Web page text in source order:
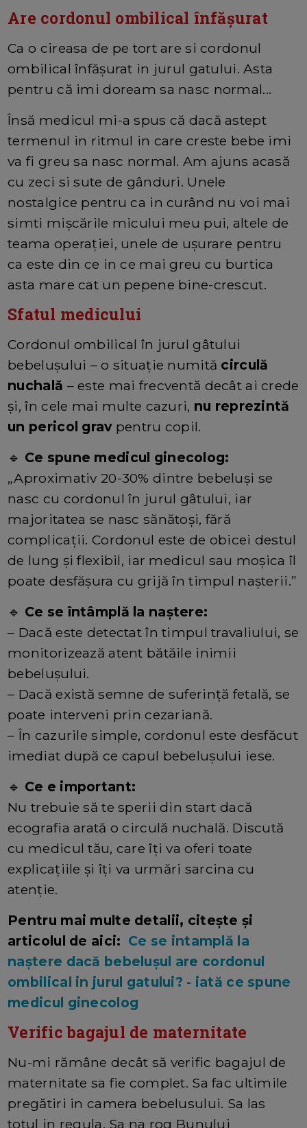
Are cordonul ombilical înfășurat
Ca o cireasa de pe tort are si cordonul
ombilical înfășurat in jurul gatului. Asta
pentru că imi doream sa nasc normal...
Însă medicul mi-a spus că dacă astept
termenul in ritmul in care creste bebe imi
va fi greu sa nasc normal. Am ajuns acasă
cu zeci si sute de gânduri. Unele
nostalgice pentru ca in curând nu voi mai
simti mișcările micului meu pui, altele de
teama operației, unele de ușurare pentru
ca este din ce in ce mai greu cu burtica
asta mare cat un pepene bine-crescut.
Sfatul medicului
Cordonul ombilical în jurul gâtului
bebelușului – o situație numită circulă
nuchală – este mai frecventă decât ai crede
și, în cele mai multe cazuri, nu reprezintă
un pericol gravpentru copil.
🔹 Ce spune medicul ginecolog:
„Aproximativ 20-30% dintre bebeluși se
nasc cu cordonul în jurul gâtului, iar
majoritatea se nasc sănătoși, fără
complicații. Cordonul este de obicei destul
de lung și flexibil, iar medicul sau moșica îl
poate desfășura cu grijă în timpul nașterii.”
🔹 Ce se întâmplă la naștere:
– Dacă este detectat în timpul travaliului, se
monitorizează atent bătăile inimii
bebelușului.
– Dacă există semne de suferință fetală, se
poate interveni prin cezariană.
– În cazurile simple, cordonul este desfăcut
imediat după ce capul bebelușului iese.
🔹 Ce e important:
Nu trebuie să te sperii din start dacă
ecografia arată o circulă nuchală. Discută
cu medicul tău, care îți va oferi toate
explicațiile și îți va urmări sarcina cu
atenție.
Pentru mai multe detalii, citește și
articolul de aici: Ce se intamplă la
naștere dacă bebelușul are cordonul
ombilical in jurul gatului? - iată ce spune
medicul ginecolog
Verific bagajul de maternitate
Nu-mi rămâne decât să verific bagajul de
maternitate sa fie complet. Sa fac ultimile
pregătiri in camera bebelusului. Sa las
totul in regula. Sa na rog Bunului